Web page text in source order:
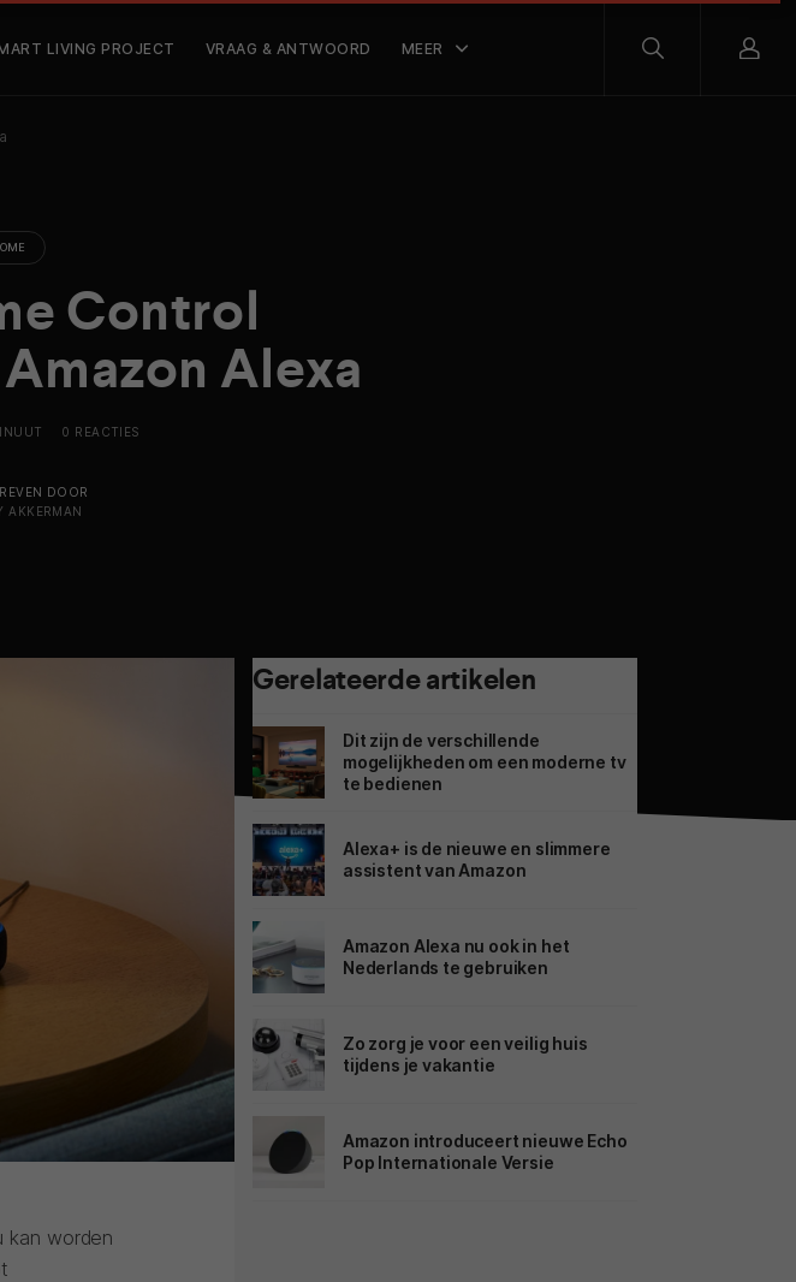
LIVING PROJECT VRAAG & ANTWOORD MEER
Control
Alexa
0 REACTIES
DOOR
AKKERMAN
kan worden
Gerelateerde artikelen
Dit zijn de verschillende
mogelijkheden om een moderne tv
te bedienen
Alexa+ is de nieuwe en slimmere
assistent van Amazon
Amazon Alexa nu ook in het
Nederlands te gebruiken
Zo zorg je voor een veilig huis
tijdens je vakantie
Amazon introduceert nieuwe Echo
Pop Internationale Versie